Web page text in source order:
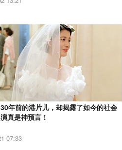
30年前的港片儿，却揭露了如今的社会
真是神预言！
07:33